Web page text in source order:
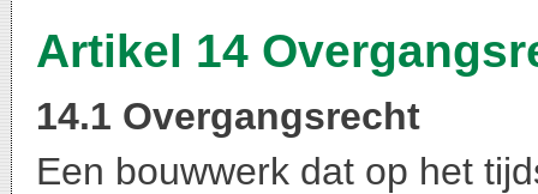
Artikel 14
14.1 Overgangsrecht
Een bouwwerk dat op het